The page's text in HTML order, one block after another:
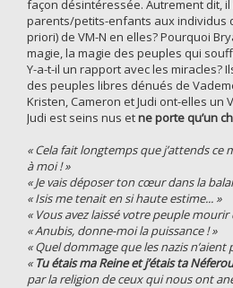
façon désintéressée. Autrement dit,
parents/petits-enfants aux individus
priori) de VM-N en elles? Pourquoi
magie, la magie des peuples qui
Y-a-t-il un rapport avec les miracles?
des peuples libres dénués de
Kristen, Cameron et Judi ont-elles un
Judi est seins nus etne porte qu’un
« Cela fait longtemps que j’attends ce
à moi ! »
« Je vais déposer ton cœur dans la
« Isis me tenait en si haute estime... »
« Vous avez laissé votre peuple mourir
« Anubis, donne-moi la puissance ! »
« Quel dommage que les nazis
« Tu étais ma Reine et j’étais ta
par la religion de ceux qui nous ont